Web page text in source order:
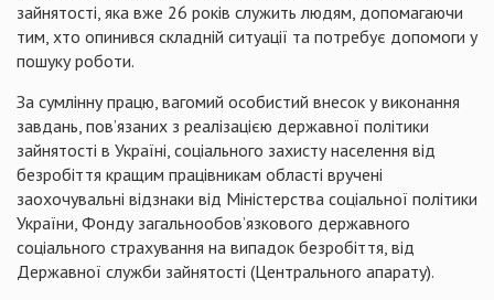
зайнятості, яка вже 26 років служить людям, допомагаючи
тим, хто опинився складній ситуації та потребує допомоги у
пошуку роботи.
За сумлінну працю, вагомий особистий внесок у виконання
завдань, пов’язаних з реалізацією державної політики
зайнятості в Україні, соціального захисту населення від
безробіття кращим працівникам області вручені
заохочувальні відзнаки від Міністерства соціальної політики
України, Фонду загальнообов’язкового державного
соціального страхування на випадок безробіття, від
Державної служби зайнятості (Центрального апарату).